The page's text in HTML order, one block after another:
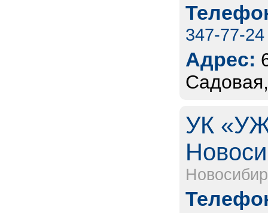
347-77-24
Адрес:
УК